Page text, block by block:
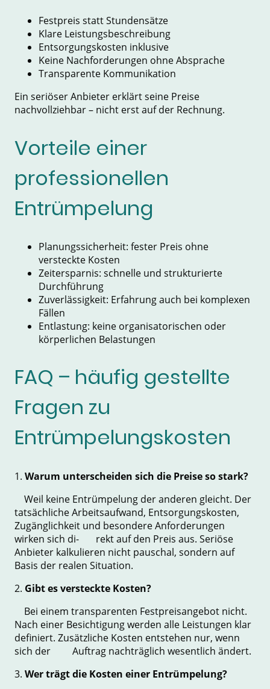
Festpreis statt Stundensätze
Klare Leistungsbeschreibung
Entsorgungskosten inklusive
Keine Nachforderungen ohne Absprache
Transparente Kommunikation
Ein seriöser Anbieter erklärt seine Preise
nachvollziehbar – nicht erst auf der Rechnung.
Vorteile einer
professionellen
Entrümpelung
Planungssicherheit: fester Preis ohne
versteckte Kosten
Zeitersparnis: schnelle und strukturierte
Durchführung
Zuverlässigkeit: Erfahrung auch bei komplexen
Fällen
Entlastung: keine organisatorischen oder
körperlichen Belastungen
FAQ – häufig gestellte
Fragen zu
Entrümpelungskosten
1. Warum unterscheiden sich die Preise so stark?
Weil keine Entrümpelung der anderen gleicht. Der
tatsächliche Arbeitsaufwand, Entsorgungskosten,
Zugänglichkeit und besondere Anforderungen
wirken sich di- rekt auf den Preis aus. Seriöse
Anbieter kalkulieren nicht pauschal, sondern auf
Basis der realen Situation.
2. Gibt es versteckte Kosten?
Bei einem transparenten Festpreisangebot nicht.
Nach einer Besichtigung werden alle Leistungen klar
definiert. Zusätzliche Kosten entstehen nur, wenn
sich der Auftrag nachträglich wesentlich ändert.
3. Wer trägt die Kosten einer Entrümpelung?